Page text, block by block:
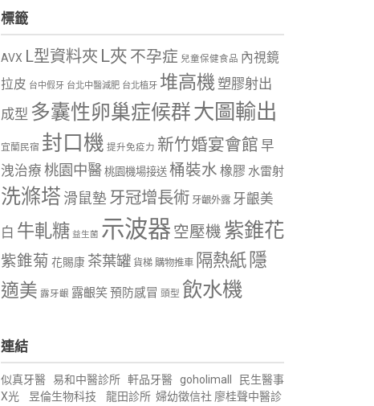
標籤
AVX L型資料夾 L夾 不孕症 兒童保健食品 內視鏡
拉皮 台中假牙 台北中醫減肥 台北植牙 堆高機塑膠射出
成型 多囊性卵巢症候群大圖輸出
宜蘭民宿 封口機 提升免疫力 新竹婚宴會館 早
洩治療 桃園中醫 桃園機場接送 桶裝水 橡膠 水雷射
洗滌塔 滑鼠墊 牙冠增長術 牙齦外露 牙齦美
白 牛軋糖 益生菌 示波器 空壓機 紫錐花
紫錐菊 花賜康 茶葉罐 貨梯 購物推車 隔熱紙 隱
適美 露牙齦 露齦笑預防感冒 頭型 飲水機
連結
似真牙醫 易和中醫診所 軒品牙醫 goholimall
民生醫事
X光
昱倫生物科技 龍田診所 婦幼徵信社 廖桂聲中醫診